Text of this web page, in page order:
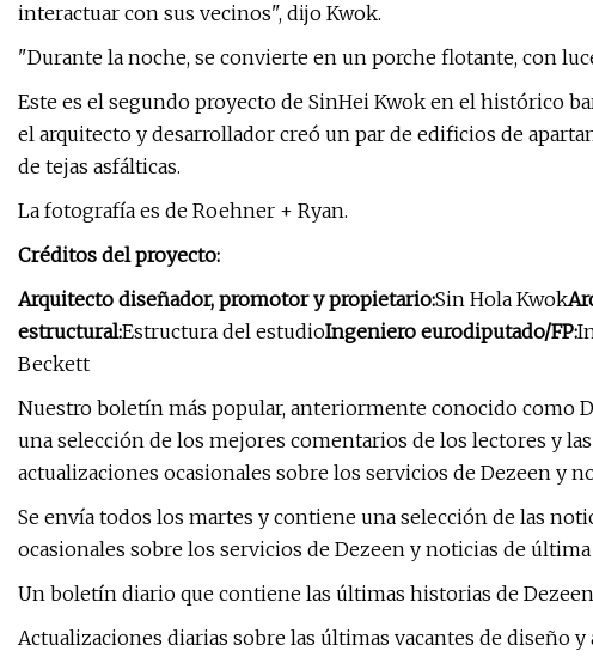
interactuar con sus vecinos", dijo Kwok.
"Durante la noche, se convierte en un porche flotante, con
Este es el segundo proyecto de SinHei Kwok en el histórico
el arquitecto y desarrollador creó un par de edificios de
de tejas asfálticas.
La fotografía es de Roehner + Ryan.
Créditos del proyecto:
Arquitecto diseñador, promotor y propietario:Sin Hola Kwok
estructural:Estructura del estudioIngeniero eurodiputado/FP:
Beckett
Nuestro boletín más popular, anteriormente conocido como
una selección de los mejores comentarios de los lectores y
actualizaciones ocasionales sobre los servicios de Dezeen y
Se envía todos los martes y contiene una selección de las
ocasionales sobre los servicios de Dezeen y noticias de
Un boletín diario que contiene las últimas historias de
Actualizaciones diarias sobre las últimas vacantes de diseño